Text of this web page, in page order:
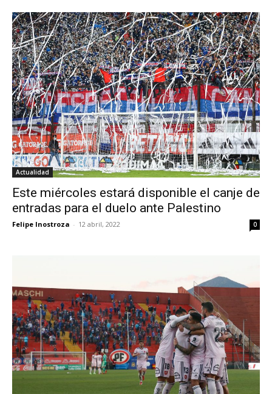
Actualidad
Este miércoles estará disponible el canje de
entradas para el duelo ante Palestino
Felipe Inostroza - 12 abril, 2022 0